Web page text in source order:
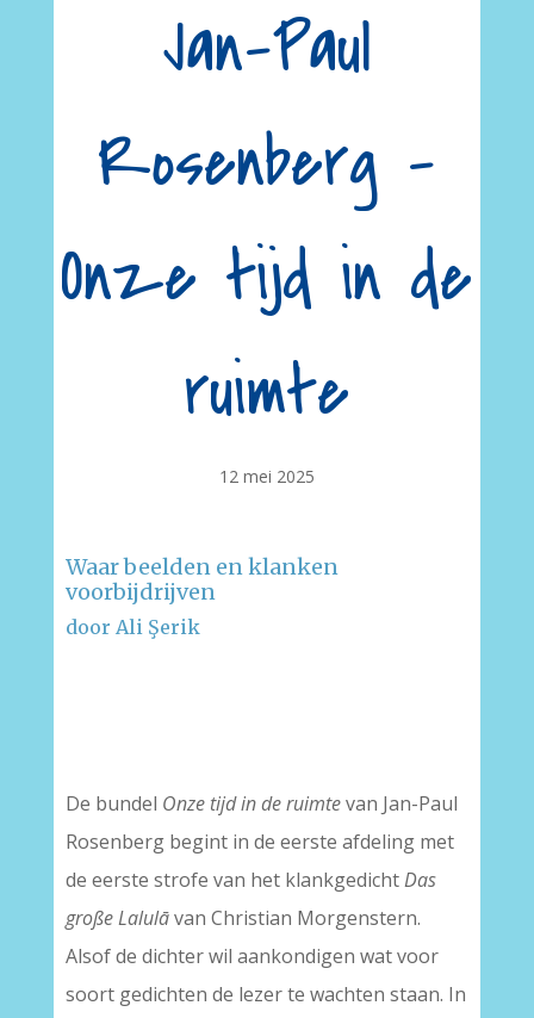
Jan-Paul
Rosenberg –
Onze tijd in de
ruimte
12 mei 2025
Waar beelden en klanken
voorbijdrijven
door Ali Şerik
De bundel Onze tijd in de ruimtevan Jan-Paul
Rosenberg begint in de eerste afdeling met
de eerste strofe van het klankgedichtDas
große Lalulāvan Christian Morgenstern.
Alsof de dichter wil aankondigen wat voor
soort gedichten de lezer te wachten staan. In